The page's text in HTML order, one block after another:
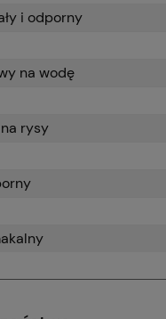
i odporny
na wodę
rysy